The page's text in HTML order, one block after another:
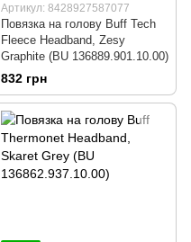
Артикул: 8428927587077
Повязка на голову Buff Tech
Fleece Headband, Zesy
Graphite (BU 136889.901.10.00)
832 грн